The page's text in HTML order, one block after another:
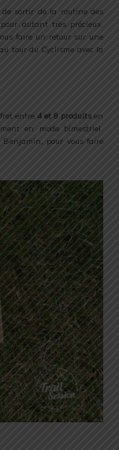
sortir de la routine des
autant très précieux.
faire un retour sur une
tour du Cyclisme avec la
entre 4 et 8 produitsen
en mode bimestriel.
pour vous faire